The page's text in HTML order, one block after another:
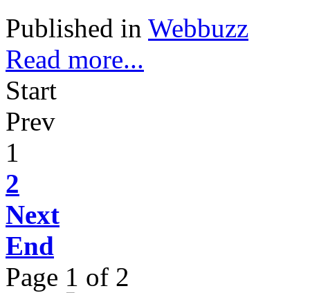
Published in Webbuzz
Read more...
Start
Prev
1
2
Next
End
Page 1 of 2